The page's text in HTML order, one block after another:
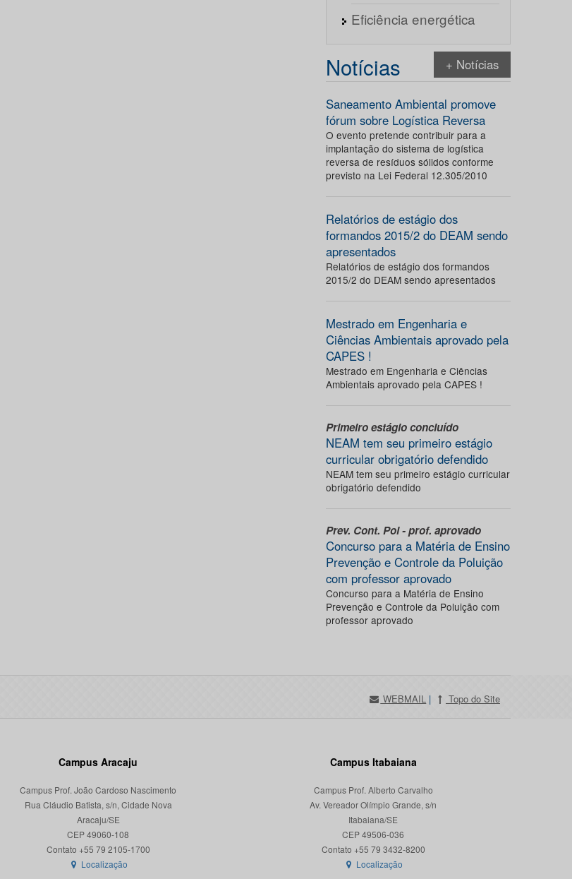
Eficiência energética
Notícias + Notícias
Saneamento Ambiental promove
fórum sobre Logística Reversa
O evento pretende contribuir para a
implantação do sistema de logística
reversa de resíduos sólidos conforme
previsto na Lei Federal 12.305/2010
Relatórios de estágio dos
formandos 2015/2 do DEAM sendo
apresentados
Relatórios de estágio dos formandos
2015/2 do DEAM sendo apresentados
Mestrado em Engenharia e
Ciências Ambientais aprovado pela
CAPES !
Mestrado em Engenharia e Ciências
Ambientais aprovado pela CAPES !
Primeiro estágio concluído
NEAM tem seu primeiro estágio
curricular obrigatório defendido
NEAM tem seu primeiro estágio curricular
obrigatório defendido
Prev. Cont. Pol - prof. aprovado
Concurso para a Matéria de Ensino
Prevenção e Controle da Poluição
com professor aprovado
Concurso para a Matéria de Ensino
Prevenção e Controle da Poluição com
professor aprovado
WEBMAIL | Topo do Site
Campus Aracaju
Campus Prof. João Cardoso Nascimento
Rua Cláudio Batista, s/n, Cidade Nova
Aracaju/SE
CEP 49060-108
Localização
Campus Itabaiana
Campus Prof. Alberto Carvalho
Av. Vereador Olímpio Grande, s/n
Itabaiana/SE
CEP 49506-036
Localização